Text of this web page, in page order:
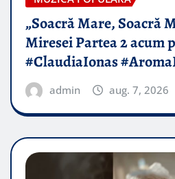
„Soacră Mare, Soacră
Miresei Partea 2 acum
#ClaudiaIonas
admin aug. 7, 2026